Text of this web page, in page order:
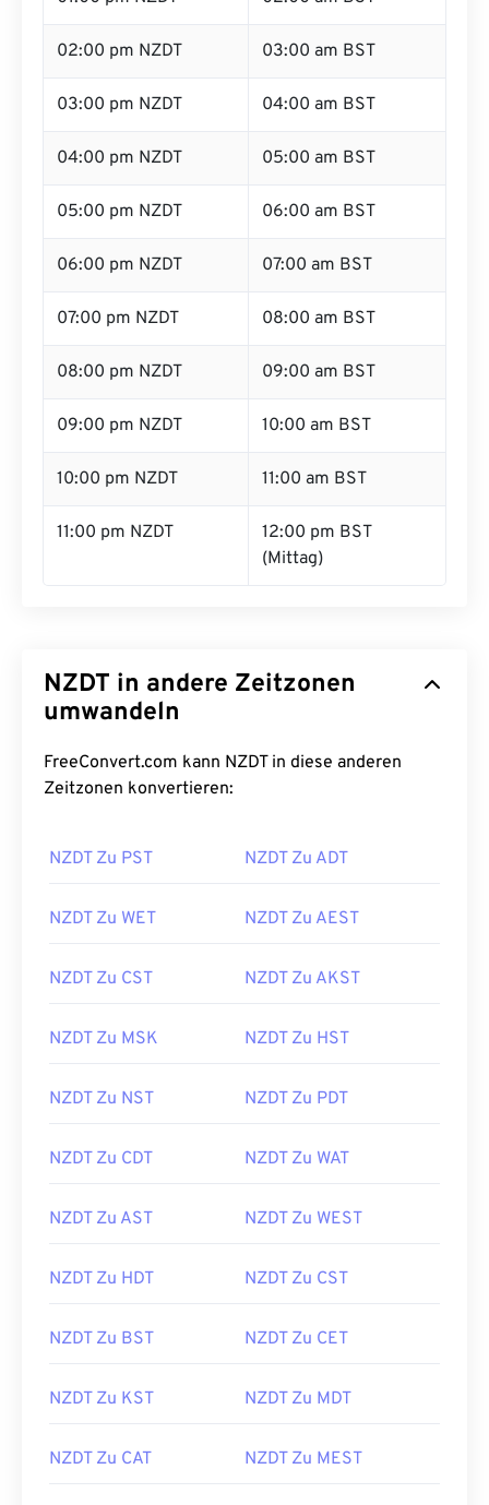
02:00 pm NZDT 03:00 am BST
03:00 pm NZDT 04:00 am BST
04:00 pm NZDT 05:00 am BST
05:00 pm NZDT 06:00 am BST
06:00 pm NZDT 07:00 am BST
07:00 pm NZDT 08:00 am BST
08:00 pm NZDT 09:00 am BST
09:00 pm NZDT 10:00 am BST
10:00 pm NZDT 11:00 am BST
11:00 pm NZDT
12:00 pm BST
(Mittag)
NZDT in andere Zeitzonen
umwandeln
FreeConvert.com kann NZDT in diese anderen
Zeitzonen konvertieren:
NZDT Zu PST NZDT Zu ADT
NZDT Zu WET NZDT Zu AEST
NZDT Zu CST NZDT Zu AKST
NZDT Zu MSK NZDT Zu HST
NZDT Zu NST NZDT Zu PDT
NZDT Zu CDT NZDT Zu WAT
NZDT Zu AST NZDT Zu WEST
NZDT Zu HDT NZDT Zu CST
NZDT Zu BST NZDT Zu CET
NZDT Zu KST NZDT Zu MDT
NZDT Zu CAT NZDT Zu MEST